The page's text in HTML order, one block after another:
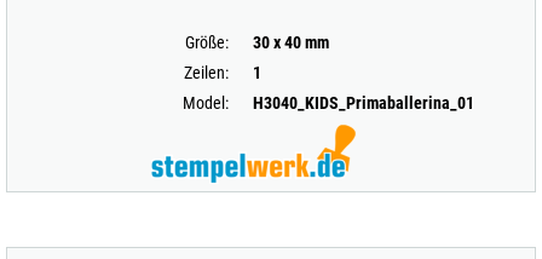
Größe:
30 x 40 mm
Zeilen:
1
Model:
H3040_KIDS_Primaballerina_01